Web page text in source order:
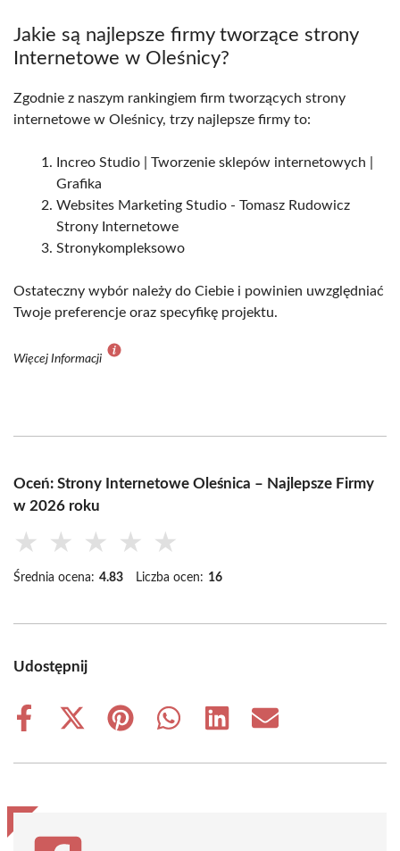
Jakie są najlepsze firmy tworzące strony
Internetowe w Oleśnicy?
Zgodnie z naszym rankingiem firm tworzących strony
internetowe w Oleśnicy, trzy najlepsze firmy to:
Increo Studio | Tworzenie sklepów internetowych |
Grafika
Websites Marketing Studio - Tomasz Rudowicz
Strony Internetowe
Stronykompleksowo
Ostateczny wybór należy do Ciebie i powinien uwzględniać
Twoje preferencje oraz specyfikę projektu.
Więcej Informacji
Oceń: Strony Internetowe Oleśnica – Najlepsze Firmy
w 2026 roku
★ ★ ★ ★ ★
Średnia ocena: 4.83 Liczba ocen: 16
Udostępnij
Share
Share
(Twitter)
Share
Share
Share
Share